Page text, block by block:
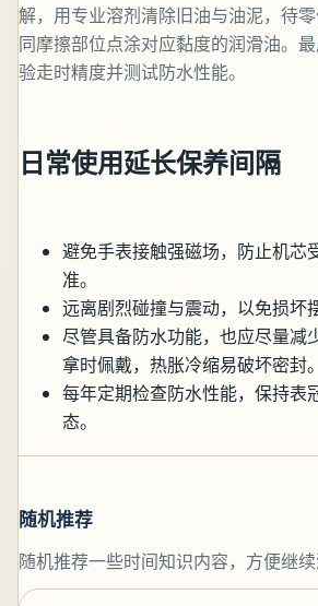
解，用专业溶剂清除旧油与油泥，待
同摩擦部位点涂对应黏度的润滑油。
验走时精度并测试防水性能。
日常使用延长保养间隔
避免手表接触强磁场，防止机芯
准。
远离剧烈碰撞与震动，以免损坏
尽管具备防水功能，也应尽量减
拿时佩戴，热胀冷缩易破坏密封。
每年定期检查防水性能，保持表
态。
随机推荐
随机推荐一些时间知识内容，方便继续